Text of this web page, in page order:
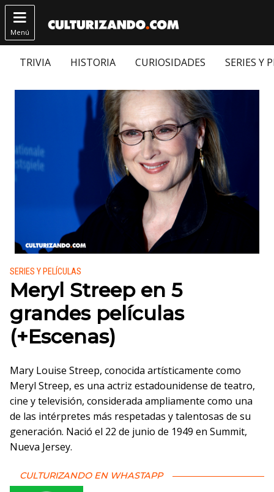

Menú
TRIVIA HISTORIA CURIOSIDADES SERIES Y
Publicado en:
SERIES Y PELÍCULAS
Meryl Streep en 5
grandes películas
(+Escenas)
Mary Louise Streep, conocida artísticamente como
Meryl Streep, es una actriz estadounidense de teatro,
cine y televisión, considerada ampliamente como una
de las intérpretes más respetadas y talentosas de su
generación. Nació el 22 de junio de 1949 en Summit,
Nueva Jersey.
CULTURIZANDO EN WHASTAPP